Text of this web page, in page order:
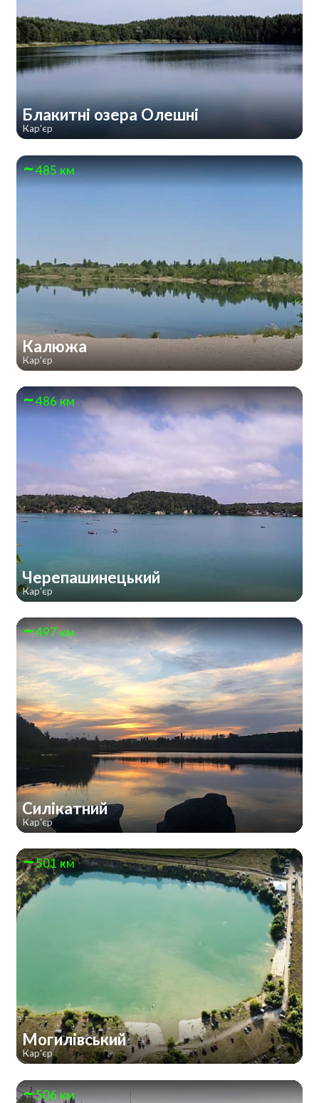
Блакитні озера Олешні
Кар'єр
485 км
Калюжа
Кар'єр
486 км
Черепашинецький
Кар'єр
497 км
Силікатний
Кар'єр
501 км
Могилівський
Кар'єр
506 км